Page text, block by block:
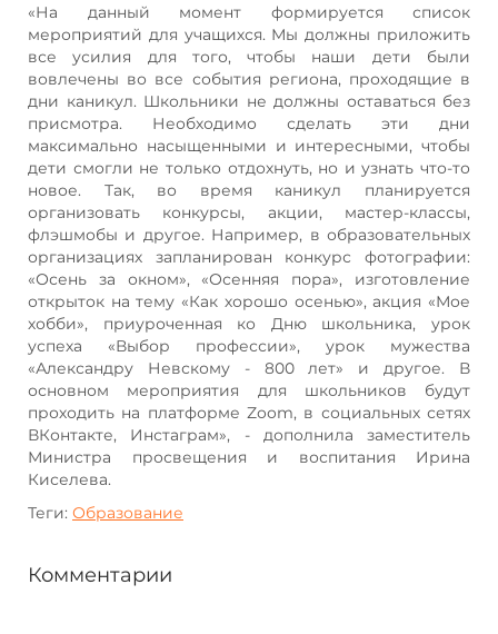
«На данный момент формируется список
мероприятий для учащихся. Мы должны приложить
все усилия для того, чтобы наши дети были
вовлечены во все события региона, проходящие в
дни каникул. Школьники не должны оставаться без
присмотра. Необходимо сделать эти дни
максимально насыщенными и интересными, чтобы
дети смогли не только отдохнуть, но и узнать что-то
новое. Так, во время каникул планируется
организовать конкурсы, акции, мастер-классы,
флэшмобы и другое. Например, в образовательных
организациях запланирован конкурс фотографии:
«Осень за окном», «Осенняя пора», изготовление
открыток на тему «Как хорошо осенью», акция «Мое
хобби», приуроченная ко Дню школьника, урок
успеха «Выбор профессии», урок мужества
«Александру Невскому - 800 лет» и другое. В
основном мероприятия для школьников будут
проходить на платформе Zoom, в социальных сетях
ВКонтакте, Инстаграм», - дополнила заместитель
Министра просвещения и воспитания Ирина
Киселева.
Теги: Образование
Комментарии